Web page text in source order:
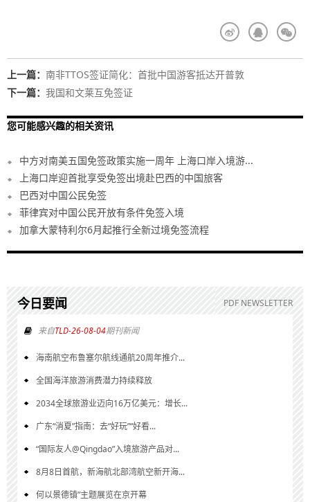
上一篇： 南非TTOS签证简化：首批中国游客抵达开普敦
下一篇： 我国和文莱互免签证
您可能感兴趣的相关资讯
中方对南美五国免签政策实施一周年 上海口岸入境游...
上海口岸迎首批享受免签出境赴巴西的中国旅客
巴西对中国公民免签
菲律宾对中国公民开放有条件免签入境
加拿大蒙特利尔6月起推行全新过境免签流程
今日要闻 PDF NEWSLETTER
来自TLD-26-08-04期刊新闻
海南航空布鲁塞尔航线通航20周年推介...
全国海洋旅游消费潜力持续释放
2034全球旅游业迈向16万亿美元：增长...
广东“消夏”指南：去“好玩”“好看...
“国际友人@Qingdao”入境旅游产品对...
8月8日首航，新海航北部湾航空新开海...
何以景德镇”主题展览在京开幕